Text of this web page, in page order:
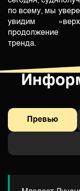
по всему, мы
увидим
продолжение
тренда.
Превью